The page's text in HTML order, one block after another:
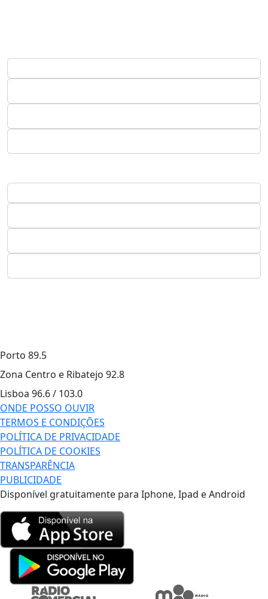
Porto 89.5
Zona Centro e Ribatejo 92.8
Lisboa 96.6 / 103.0
ONDE POSSO OUVIR
TERMOS E CONDIÇÕES
POLÍTICA DE PRIVACIDADE
POLÍTICA DE COOKIES
TRANSPARÊNCIA
PUBLICIDADE
Disponível gratuitamente para Iphone, Ipad e Android